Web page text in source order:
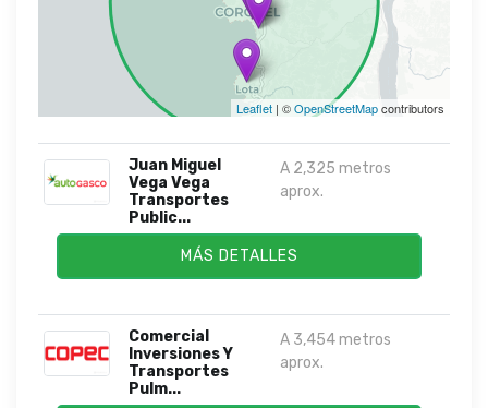
Leaflet | ©OpenStreetMapcontributors
Juan Miguel
Vega Vega
Transportes
Public...
A 2,325 metros
aprox.
MÁS DETALLES
Comercial
Inversiones Y
Transportes
Pulm...
A 3,454 metros
aprox.